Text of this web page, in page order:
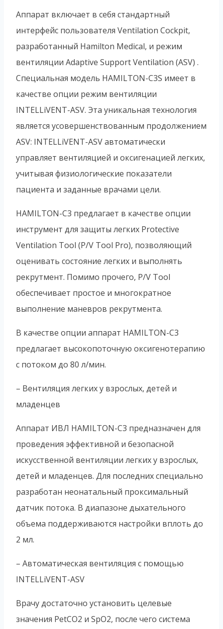
Аппарат включает в себя стандартный
интерфейс пользователя Ventilation Cockpit,
разработанный Hamilton Medical, и режим
вентиляции Adaptive Support Ventilation (ASV) .
Специальная модель HAMILTON-C3S имеет в
качестве опции режим вентиляции
INTELLiVENT-ASV. Эта уникальная технология
является усовершенствованным продолжением
ASV: INTELLiVENT-ASV автоматически
управляет вентиляцией и оксигенацией легких,
учитывая физиологические показатели
пациента и заданные врачами цели.
HAMILTON-C3 предлагает в качестве опции
инструмент для защиты легких Protective
Ventilation Tool (P/V Tool Pro), позволяющий
оценивать состояние легких и выполнять
рекрутмент. Помимо прочего, P/V Tool
обеспечивает простое и многократное
выполнение маневров рекрутмента.
В качестве опции аппарат HAMILTON-C3
предлагает высокопоточную оксигенотерапию
с потоком до 80 л/мин.
– Вентиляция легких у взрослых, детей и
младенцев
Аппарат ИВЛ HAMILTON-C3 предназначен для
проведения эффективной и безопасной
искусственной вентиляции легких у взрослых,
детей и младенцев. Для последних специально
разработан неонатальный проксимальный
датчик потока. В диапазоне дыхательного
объема поддерживаются настройки вплоть до
2 мл.
– Автоматическая вентиляция с помощью
INTELLiVENT-ASV
Врачу достаточно установить целевые
значения PetCO2 и SpO2, после чего система